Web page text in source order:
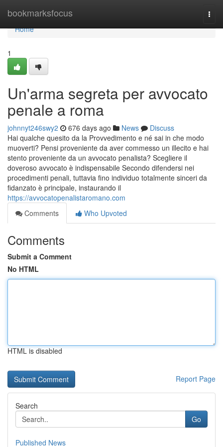
bookmarksfocus
Home
Home
1
Un'arma segreta per avvocato
penale a roma
johnnyt246swy2 676 days ago News
Discuss
Hai qualche quesito da la Provvedimento e né sai in che modo
muoverti? Pensi proveniente da aver commesso un illecito e hai
stento proveniente da un avvocato penalista? Scegliere il
doveroso avvocato è indispensabile Secondo difendersi nei
procedimenti penali, tuttavia fino individuo totalmente sinceri da
fidanzato è principale, instaurando il
https://avvocatopenalistaromano.com
Comments
Who Upvoted
Comments
Submit a Comment
No HTML
HTML is disabled
Report Page
Search
Go
Published News